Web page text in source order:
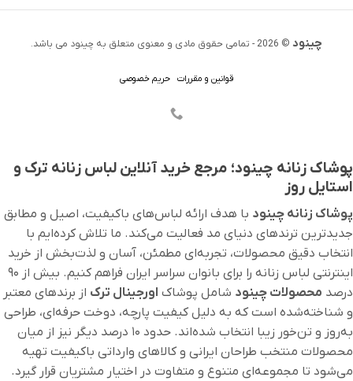
چینود © 2026 - تمامی حقوق مادی و معنوی متعلق به چینود می باشد.
قوانین و مقررات حریم خصوصی
پوشاک زنانه چینود؛ مرجع خرید آنلاین لباس زنانه ترک و
استایل روز
پوشاک زنانه چینود با هدف ارائه لباس‌های باکیفیت، اصیل و مطابق
جدیدترین ترندهای دنیای مد فعالیت می‌کند. ما تلاش کرده‌ایم با
انتخاب دقیق محصولات، تجربه‌ای مطمئن، آسان و لذت‌بخش از خرید
اینترنتی لباس زنانه را برای بانوان سراسر ایران فراهم کنیم. بیش از ۹۰
درصد محصولات چینود شامل پوشاک اورجینال ترک از برندهای معتبر
و شناخته‌شده است که به دلیل کیفیت پارچه، دوخت حرفه‌ای، طراحی
به‌روز و تن‌خور زیبا انتخاب شده‌اند. حدود ۱۰ درصد دیگر نیز از میان
محصولات منتخب طراحان ایرانی و کالاهای وارداتی باکیفیت تهیه
می‌شود تا مجموعه‌ای متنوع و متفاوت در اختیار مشتریان قرار گیرد.